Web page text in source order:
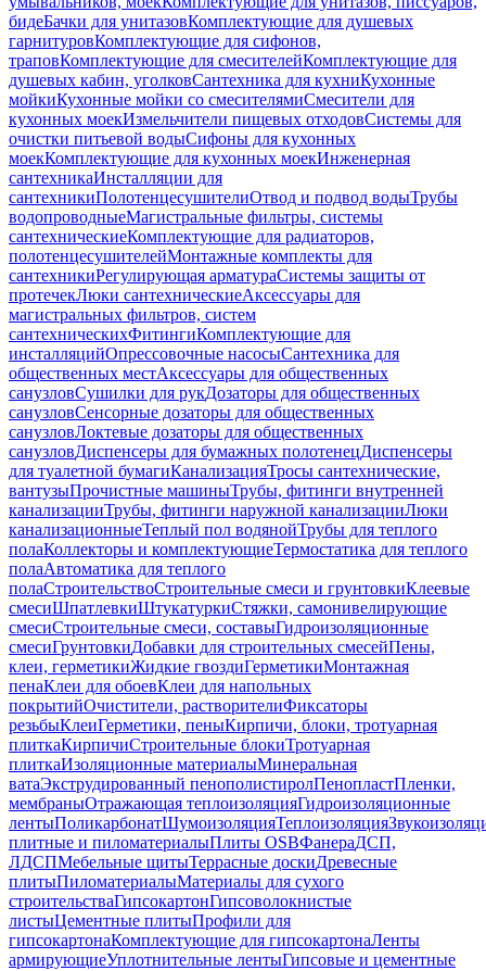
бидеБачки для унитазовКомплектующие для душевых
гарнитуровКомплектующие для сифонов,
траповКомплектующие для смесителейКомплектующие для
душевых кабин, уголковСантехника для кухниКухонные
мойкиКухонные мойки со смесителямиСмесители для
кухонных моекИзмельчители пищевых отходовСистемы для
очистки питьевой водыСифоны для кухонных
моекКомплектующие для кухонных моекИнженерная
сантехникаИнсталляции для
сантехникиПолотенцесушителиОтвод и подвод водыТрубы
водопроводныеМагистральные фильтры, системы
сантехническиеКомплектующие для радиаторов,
полотенцесушителейМонтажные комплекты для
сантехникиРегулирующая арматураСистемы защиты от
протечекЛюки сантехническиеАксессуары для
магистральных фильтров, систем
сантехническихФитингиКомплектующие для
инсталляцийОпрессовочные насосыСантехника для
общественных местАксессуары для общественных
санузловСушилки для рукДозаторы для общественных
санузловСенсорные дозаторы для общественных
санузловЛоктевые дозаторы для общественных
санузловДиспенсеры для бумажных полотенецДиспенсеры
для туалетной бумагиКанализацияТросы сантехнические,
вантузыПрочистные машиныТрубы, фитинги внутренней
канализацииТрубы, фитинги наружной канализацииЛюки
канализационныеТеплый пол водянойТрубы для теплого
полаКоллекторы и комплектующиеТермостатика для теплого
полаАвтоматика для теплого
полаСтроительствоСтроительные смеси и грунтовкиКлеевые
смесиШпатлевкиШтукатуркиСтяжки, самонивелирующие
смесиСтроительные смеси, составыГидроизоляционные
смесиГрунтовкиДобавки для строительных смесейПены,
клеи, герметикиЖидкие гвоздиГерметикиМонтажная
пенаКлеи для обоевКлеи для напольных
покрытийОчистители, растворителиФиксаторы
резьбыКлеиГерметики, пеныКирпичи, блоки, тротуарная
плиткаКирпичиСтроительные блокиТротуарная
плиткаИзоляционные материалыМинеральная
ватаЭкструдированный пенополистиролПенопластПленки,
мембраныОтражающая теплоизоляцияГидроизоляционные
лентыПоликарбонатШумоизоляцияТеплоизоляция
плитные и пиломатериалыПлиты OSBФанераДСП,
ЛДСПМебельные щитыТеррасные доскиДревесные
плитыПиломатериалыМатериалы для сухого
строительстваГипсокартонГипсоволокнистые
листыЦементные плитыПрофили для
гипсокартонаКомплектующие для гипсокартонаЛенты
армирующиеУплотнительные лентыГипсовые и цементные